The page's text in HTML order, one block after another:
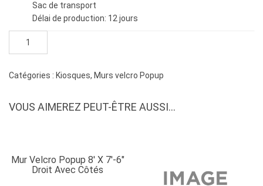
Sac de transport
Délai de production: 12 jours
velcro
10'
côtés
Catégories : Kiosques, Murs velcro Popup
VOUS AIMEREZ PEUT-ÊTRE AUSSI…
Mur Velcro Popup 8′ X 7′-6″
Droit Avec Côtés